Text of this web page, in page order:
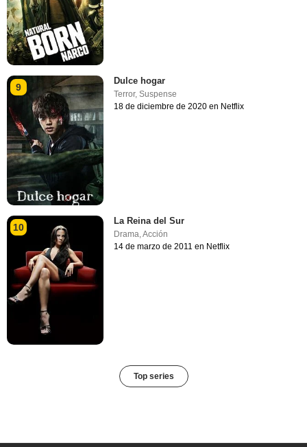
9
Dulce hogar
Terror,Suspense
18 de diciembre de 2020 en Netflix
10
La Reina del Sur
Drama ,Acción
14 de marzo de 2011 en Netflix
Top series